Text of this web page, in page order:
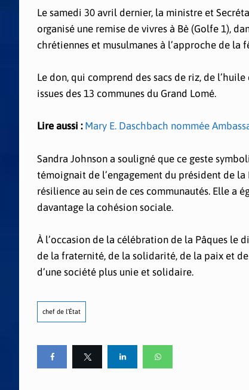
Le samedi 30 avril dernier, la ministre et
organisé une remise de vivres à Bè (Golfe 1),
chrétiennes et musulmanes à l’approche de la
Le don, qui comprend des sacs de riz, de
issues des 13 communes du Grand Lomé.
Lire aussi : Mary E. Daschbach nommée
Sandra Johnson a souligné que ce geste
témoignait de l’engagement du président de
résilience au sein de ces communautés. Elle a
davantage la cohésion sociale.
À l’occasion de la célébration de la Pâques le
de la fraternité, de la solidarité, de la paix et
d’une société plus unie et solidaire.
chef de l’État